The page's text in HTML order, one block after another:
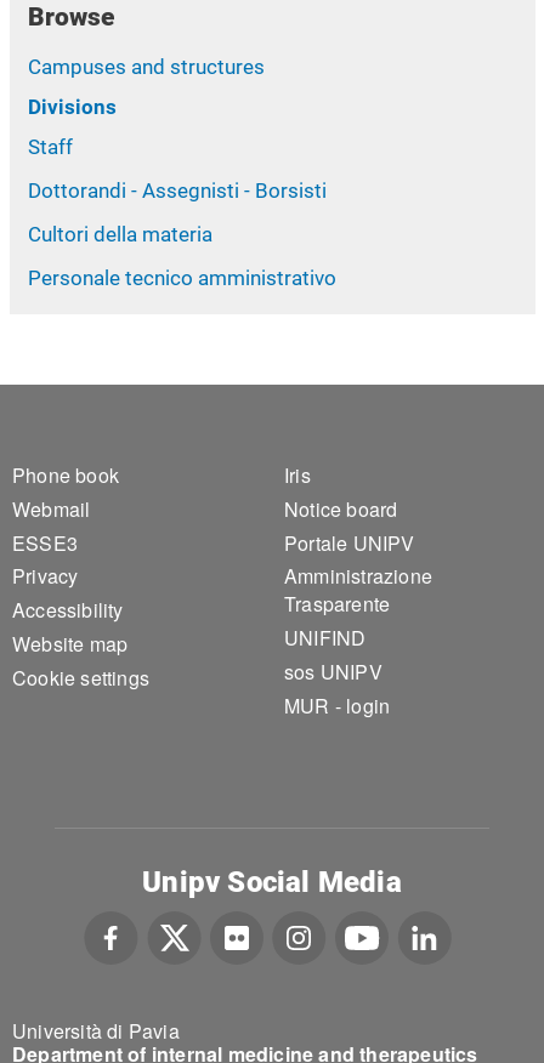
Browse
Campuses and structures
Divisions
Staff
Dottorandi - Assegnisti - Borsisti
Cultori della materia
Personale tecnico amministrativo
Footer 1
Phone book
Webmail
ESSE3
Privacy
Accessibility
Website map
Cookie settings
Footer 2
Iris
Notice board
Portale UNIPV
Amministrazione
Trasparente
UNIFIND
sos UNIPV
MUR - login
Università di Pavia
Department of internal medicine and therapeutics
Unipv Social Media